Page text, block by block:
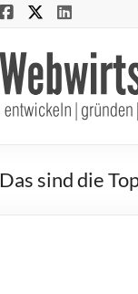
gründen
|
Das sind die